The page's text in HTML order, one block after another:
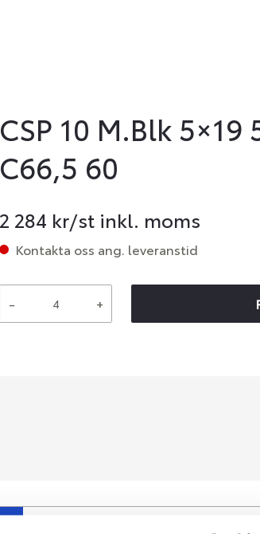
CSP 10 M.Blk 5×19
C66,5 60
2 284 kr/st inkl. moms
Kontakta oss ang. leveranstid
- +